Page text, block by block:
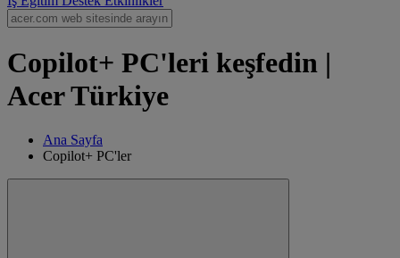
Copilot+ PC'leri keşfedin |
Acer Türkiye
Ana Sayfa
Copilot+ PC'ler